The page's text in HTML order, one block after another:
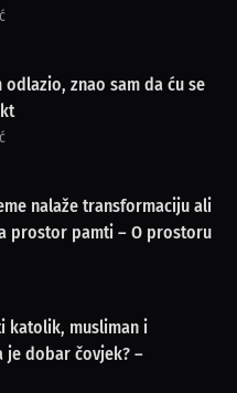
odlazio, znao sam da ću se
nalaže transformaciju ali
prostor pamti – O prostoru
katolik, musliman i
je dobar čovjek? –